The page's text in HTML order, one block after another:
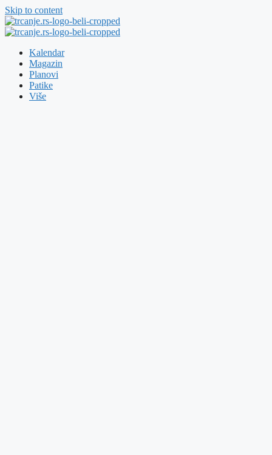
Skip to content
Kalendar
Magazin
Planovi
Patike
Više